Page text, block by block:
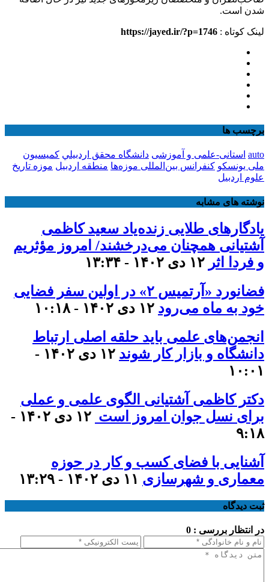
شدن است.
لینک کوتاه : https://jayed.ir/?p=1746
برچسب ها
auto استانی-علمی و آموزشی دانشگاه محقق اردبيلي کمیسیون
ملی یونسکو کنفرانس بین‌المللی موزه‌ها منطقه اردبیل موزه تاریخ
علوم اردبیل
نوشته های مشابه
یادگارهای طلایی زنده‌یاد سعید کاظمی
آشتیانی همچنان می‌درخشند/ امروز مؤثریم
و فردا اثر ۱۲ دی ۱۴۰۲ - ۱۳:۳۴
فضانورد «آرتمیس ۲» در اولین سفر فضایی
خود به ماه می‌رود ۱۲ دی ۱۴۰۲ - ۱۰:۱۸
انجمن‌های علمی باید حلقه اصلی ارتباط
دانشگاه و بازار کار شوند
۱۲ دی ۱۴۰۲ -
۱۰:۰۱
دکتر کاظمی آشتیانی الگوی علمی و عملی
برای نسل جوان امروز است
۱۲ دی ۱۴۰۲ -
۹:۱۸
آشنایی با فضای کسب و کار در حوزه
معماری و شهرسازی ۱۱ دی ۱۴۰۲ - ۱۳:۲۹
ثبت دیدگاه
در انتظار بررسی : 0